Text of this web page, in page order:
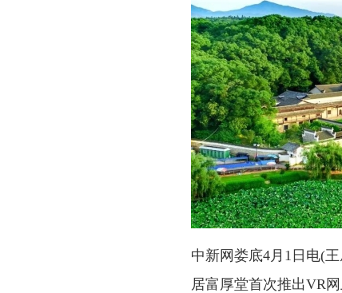
中新网娄底4月1日电(
居富厚堂首次推出VR